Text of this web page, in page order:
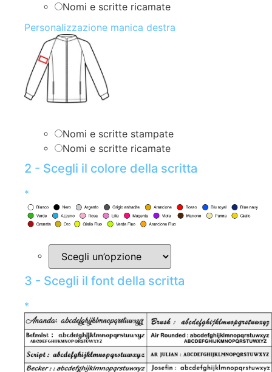
Nomi e scritte ricamate
Personalizzazione manica destra
Nomi e scritte stampate
Nomi e scritte ricamate
2 - Scegli il colore della scritta
*
3 - Scegli il font della scritta
*